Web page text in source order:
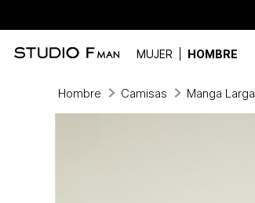
MUJER HOMBRE
Hombre Camisas Manga Larga